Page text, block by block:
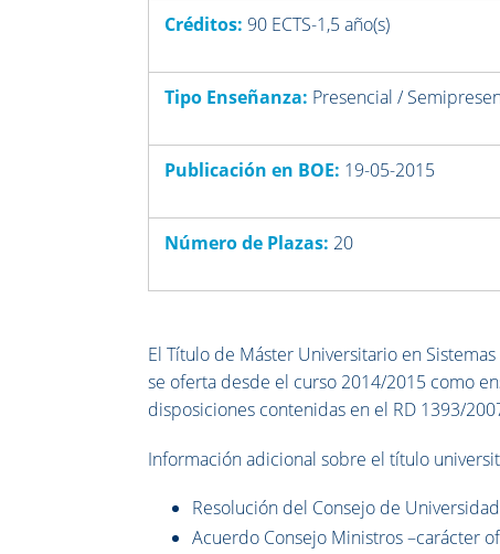
Créditos: 90 ECTS-1,5 año(s)
Tipo Enseñanza: Presencial /
Publicación en BOE: 19-05-2015
Número de Plazas: 20
El Título de Máster Universitario en
se oferta desde el curso 2014/2015 como
disposiciones contenidas en el RD 1393/
Información adicional sobre el título
Resolución del Consejo de
Acuerdo Consejo Ministros –carácter